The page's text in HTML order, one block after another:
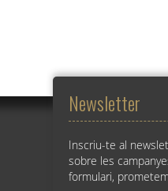
Newsletter
Inscriu-te al
sobre les
formulari,